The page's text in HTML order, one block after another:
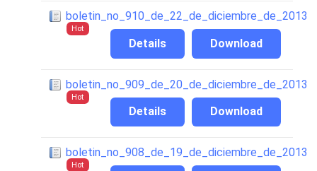
boletin_no_910_de_22_de_diciembre_de_2013
Hot
Download
Details
boletin_no_909_de_20_de_diciembre_de_2013
Hot
Download
Details
boletin_no_908_de_19_de_diciembre_de_2013
Hot